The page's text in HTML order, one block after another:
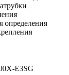
определения